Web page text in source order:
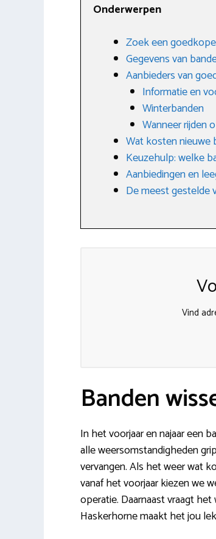
Onderwerpen
Zoek een
Gegevens van
Aanbieders van
Informatie en
Winterbanden
Wanneer rijden
Wat kosten nieuwe
Keuzehulp: welke
Aanbiedingen en
De meest gestelde
Vind
Banden
In het voorjaar en najaar een
alle weersomstandigheden
vervangen. Als het weer wat
vanaf het voorjaar kiezen we
operatie. Daarnaast vraagt
Haskerhorne maakt het jou